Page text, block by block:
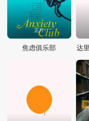
正片
焦虑俱乐部 达